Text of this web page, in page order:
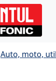
Auto, moto,